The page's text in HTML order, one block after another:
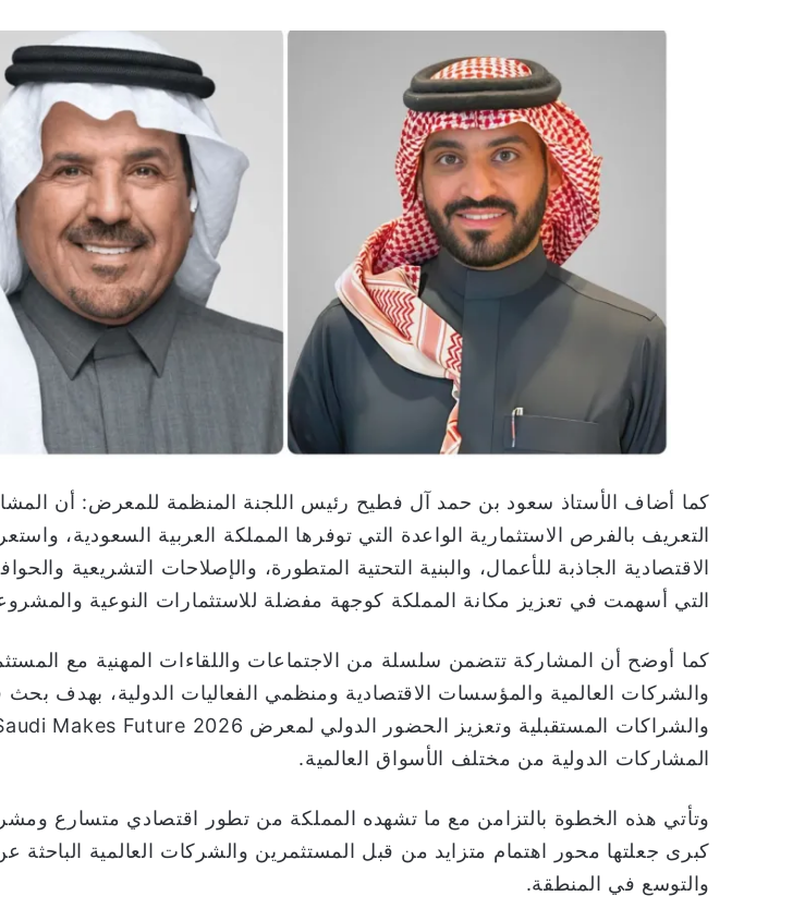
كما أضاف الأستاذ سعود بن حمد آل فطيح رئيس اللجنة المنظمة للمعرض: أن
التعريف بالفرص الاستثمارية الواعدة التي توفرها المملكة العربية السعودية،
الاقتصادية الجاذبة للأعمال، والبنية التحتية المتطورة، والإصلاحات التشريعية
التي أسهمت في تعزيز مكانة المملكة كوجهة مفضلة للاستثمارات النوعية
كما أوضح أن المشاركة تتضمن سلسلة من الاجتماعات واللقاءات المهنية مع
والشركات العالمية والمؤسسات الاقتصادية ومنظمي الفعاليات الدولية، بهدف
المشاركات الدولية من مختلف الأسواق العالمية.
وتأتي هذه الخطوة بالتزامن مع ما تشهده المملكة من تطور اقتصادي متسارع
كبرى جعلتها محور اهتمام متزايد من قبل المستثمرين والشركات العالمية الباحثة
والتوسع في المنطقة.